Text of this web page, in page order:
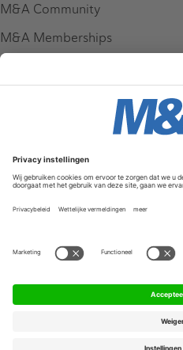
M&A Community
M&A Memberships
Service & Contact
Contact
FAQ
Werken bij ons
Algemene Voorwaarden